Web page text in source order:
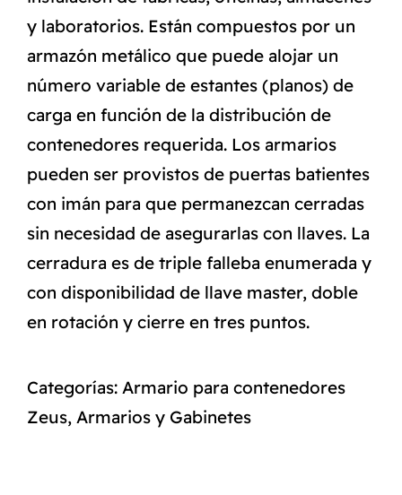
y laboratorios. Están compuestos por un
armazón metálico que puede alojar un
número variable de estantes (planos) de
carga en función de la distribución de
contenedores requerida. Los armarios
pueden ser provistos de puertas batientes
con imán para que permanezcan cerradas
sin necesidad de asegurarlas con llaves. La
cerradura es de triple falleba enumerada y
con disponibilidad de llave master, doble
en rotación y cierre en tres puntos.
Categorías: Armario para contenedores
Zeus, Armarios y Gabinetes